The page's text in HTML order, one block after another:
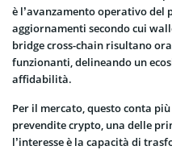
è l’avanzamento operativo del
aggiornamenti secondo cui
bridge cross-chain risultano
funzionanti, delineando un
affidabilità.
Per il mercato, questo conta
prevendite crypto, una delle
l’interesse è la capacità di